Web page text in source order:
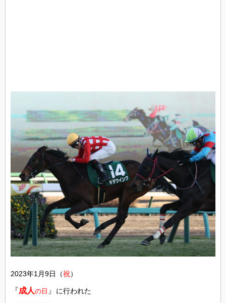
2023年1月9日（祝）
『成人の日 』 に行われた